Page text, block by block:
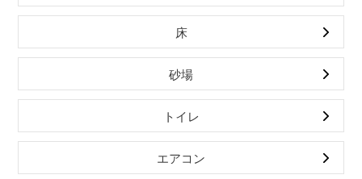
床
砂場
トイレ
エアコン